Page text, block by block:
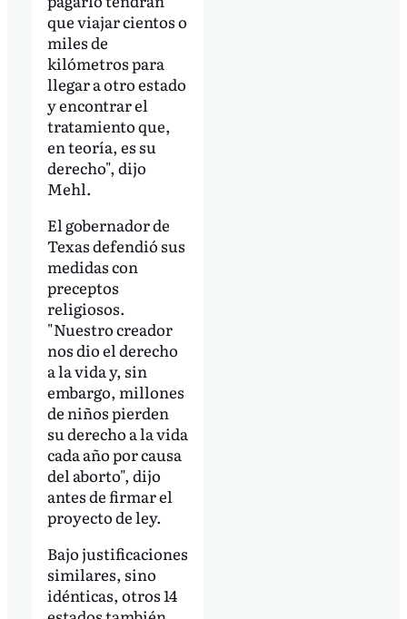
que viajar cientos o
miles de
kilómetros para
llegar a otro estado
y encontrar el
tratamiento que,
en teoría, es su
derecho", dijo
Mehl.
El gobernador de
Texas defendió sus
medidas con
preceptos
religiosos.
"Nuestro creador
nos dio el derecho
a la vida y, sin
embargo, millones
de niños pierden
su derecho a la vida
cada año por causa
del aborto", dijo
antes de firmar el
proyecto de ley.
Bajo justificaciones
similares, sino
idénticas, otros 14